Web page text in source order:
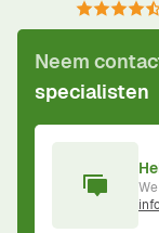
Neem
specialisten